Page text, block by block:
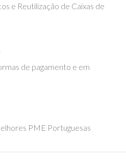
e Reutilização de Caixas de
de pagamento e em
PME Portuguesas